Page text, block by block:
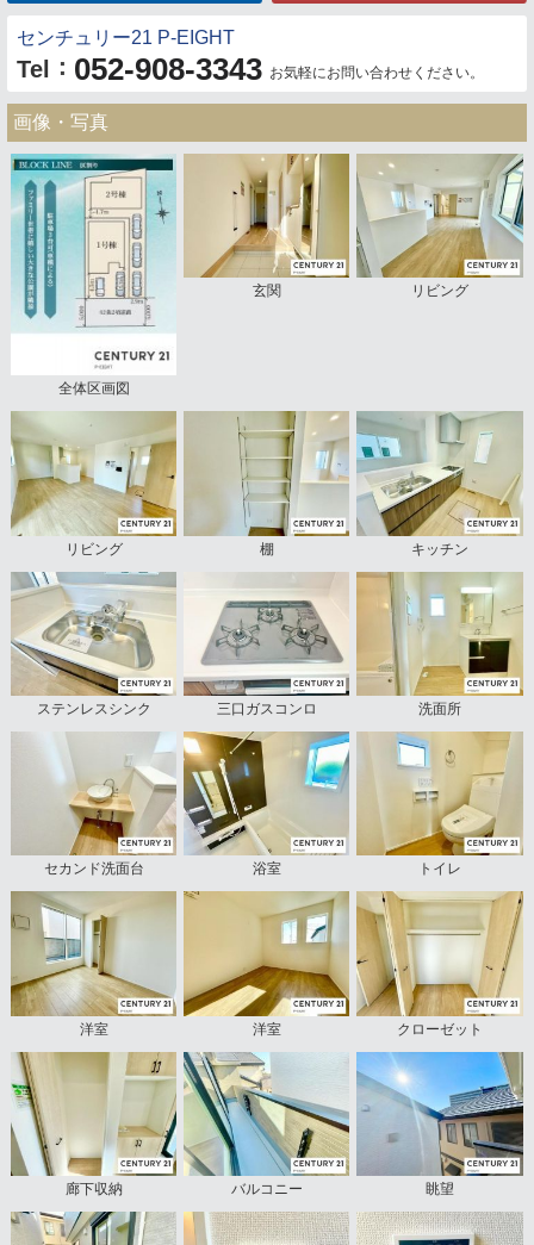
センチュリー21 P-EIGHT
Tel ： 052-908-3343 お気軽にお問い合わせください。
画像・写真
全体区画図
玄関 リビング
リビング 棚 キッチン
ステンレスシンク 三口ガスコンロ 洗面所
セカンド洗面台 浴室 トイレ
洋室 洋室 クローゼット
廊下収納 バルコニー 眺望